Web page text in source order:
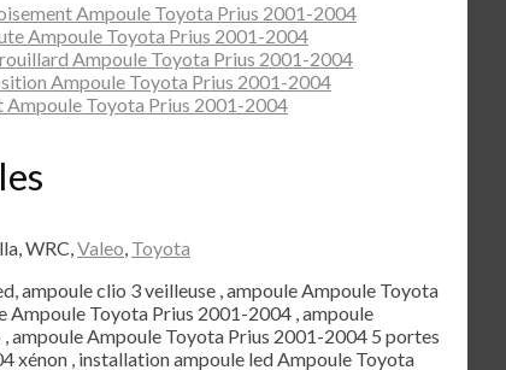
Ampoule Toyota Prius 2001-2004
Ampoule Toyota Prius 2001-2004
Ampoule Toyota Prius 2001-2004
Ampoule Toyota Prius 2001-2004
Toyota Prius 2001-2004
WRC,Valeo, Toyota
ampoule clio 3 veilleuse , ampoule Ampoule Toyota
Toyota Prius 2001-2004 , ampoule
ampoule Ampoule Toyota Prius 2001-2004 5 portes
xénon , installation ampoule led Ampoule Toyota